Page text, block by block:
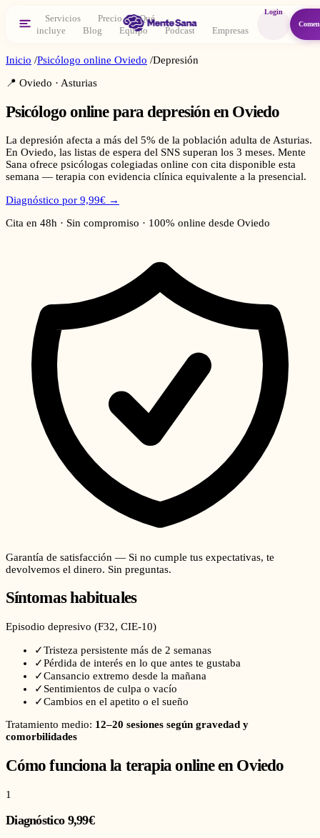
Servicios Precio
Qué
incluye
Blog Equipo Podcast Empresas
Login
Inicio /Psicólogo online Oviedo /Depresión
📍 Oviedo · Asturias
Psicólogo online para depresión en Oviedo
La depresión afecta a más del 5% de la población adulta de Asturias.
En Oviedo, las listas de espera del SNS superan los 3 meses. Mente
Sana ofrece psicólogas colegiadas online con cita disponible esta
semana — terapia con evidencia clínica equivalente a la presencial.
Diagnóstico por 9,99€ →
Cita en 48h · Sin compromiso · 100% online desde Oviedo
Garantía de satisfacción — Si no cumple tus expectativas, te
devolvemos el dinero. Sin preguntas.
Síntomas habituales
Episodio depresivo (F32, CIE-10)
✓Tristeza persistente más de 2 semanas
✓Pérdida de interés en lo que antes te gustaba
✓Cansancio extremo desde la mañana
✓ Sentimientos de culpa o vacío
✓Cambios en el apetito o el sueño
Tratamiento medio: 12–20 sesiones según gravedad y
comorbilidades
Cómo funciona la terapia online en Oviedo
1
Diagnóstico 9,99€